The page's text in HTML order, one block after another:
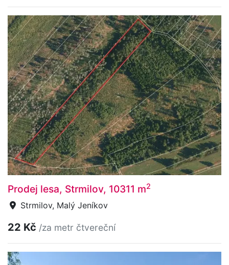
Prodej lesa, Strmilov, 10311 m2
Strmilov, Malý Jeníkov
22 Kč /za metr čtvereční